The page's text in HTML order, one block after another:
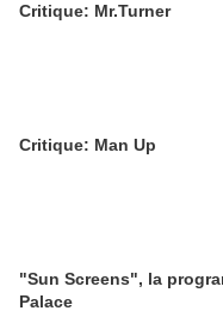
Critique: Mr.Turner
Critique: Man Up
"Sun Screens", la
Palace